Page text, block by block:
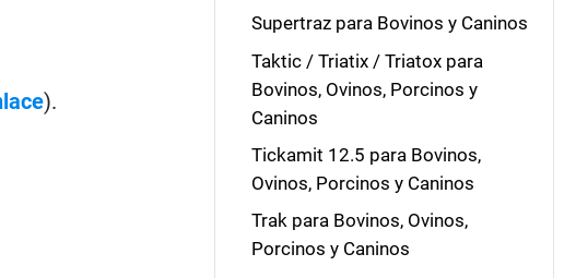
).
Supertraz para Bovinos y Caninos
Taktic / Triatix / Triatox para
Bovinos, Ovinos, Porcinos y
Caninos
Tickamit 12.5 para Bovinos,
Ovinos, Porcinos y Caninos
Trak para Bovinos, Ovinos,
Porcinos y Caninos